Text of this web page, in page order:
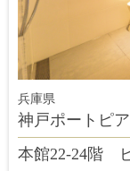
兵庫県
神戸ポートピ
本館22-24階